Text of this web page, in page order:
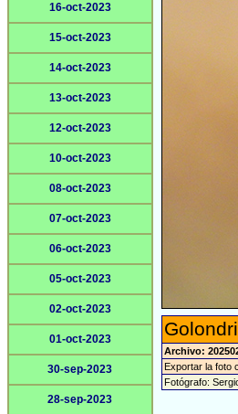
16-oct-2023
15-oct-2023
14-oct-2023
13-oct-2023
12-oct-2023
10-oct-2023
08-oct-2023
07-oct-2023
06-oct-2023
05-oct-2023
02-oct-2023
01-oct-2023
30-sep-2023
28-sep-2023
Archivo:
Exportar la foto
Fotógrafo: